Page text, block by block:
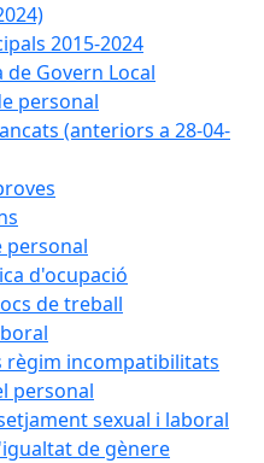
2015-2024
de Govern Local
personal
(anteriors a 28-04-
personal
d'ocupació
de treball
règim incompatibilitats
personal
sexual i laboral
de gènere